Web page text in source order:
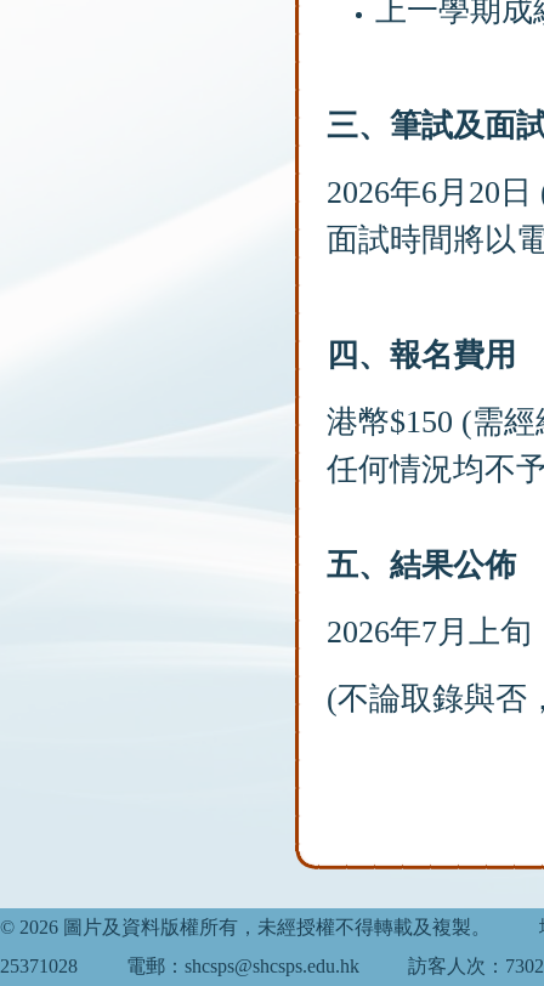
上一學期成
三、 筆試及面
2026年6月20
面試時間將以
四、報名費用
港幣$150 (需
任何情況均不
五、結果公佈
2026年7月上旬
(不論取錄與否
© 2026 圖片及資料版權所有，未經授權不得轉載及複製。
25371028
電郵：shcsps@shcsps.edu.hk 訪客人次：